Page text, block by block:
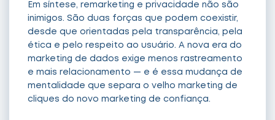
Em síntese, remarketing e privacidade não são
inimigos. São duas forças que podem coexistir,
desde que orientadas pela transparência, pela
ética e pelo respeito ao usuário. A nova era do
marketing de dados exige menos rastreamento
e mais relacionamento — e é essa mudança de
mentalidade que separa o velho marketing de
cliques do novo marketing de confiança.